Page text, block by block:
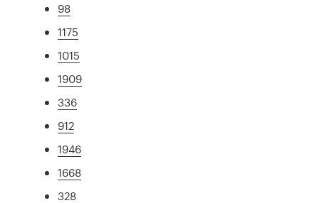
98
1175
1015
1909
336
912
1946
1668
328